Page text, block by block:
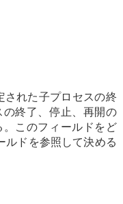
れた子プロセスの終
終了、停止、再開の
このフィールドをど
ドを参照して決める